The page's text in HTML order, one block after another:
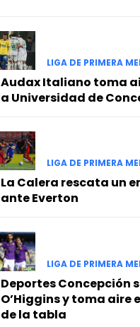
LIGA DE PRIMERA
Audax Italiano toma
a Universidad de
LIGA DE PRIMERA
La Calera rescata un
ante Everton
LIGA DE PRIMERA
Deportes Concepción
O’Higgins y toma aire
de la tabla